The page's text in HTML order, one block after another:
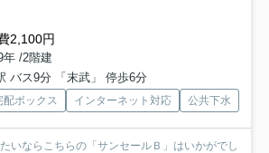
2,100円
年 /2階建
バス9分 「末武」 停歩6分
配ボックス インターネット対応 公共下水
いならこちらの「サンセールＢ」はいかがでし